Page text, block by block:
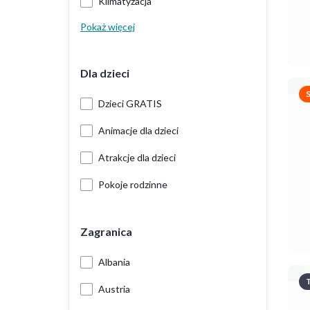
Pokaż więcej
Dla dzieci
Dzieci GRATIS
Animacje dla dzieci
Atrakcje dla dzieci
Pokoje rodzinne
Zagranica
Albania
Austria